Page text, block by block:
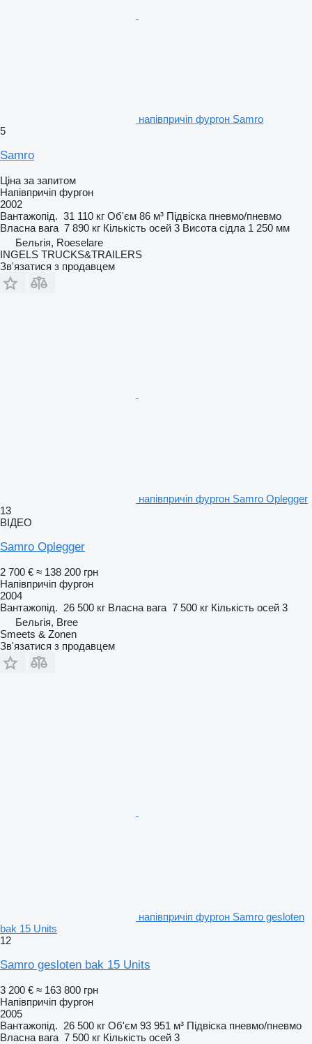
напівпричіп фургон Samro
5
Samro
Ціна за запитом
Напівпричіп фургон
2002
Вантажопід. 31 110 кг Об'єм 86 м³ Підвіска пневмо/пневмо
Власна вага 7 890 кг Кількість осей 3 Висота сідла 1 250 мм
Бельгія, Roeselare
INGELS TRUCKS&TRAILERS
Зв'язатися з продавцем
напівпричіп фургон Samro Oplegger
13
ВІДЕО
Samro Oplegger
2 700 € ≈ 138 200 грн
Напівпричіп фургон
2004
Вантажопід. 26 500 кг Власна вага 7 500 кг Кількість осей 3
Бельгія, Bree
Smeets & Zonen
Зв'язатися з продавцем
напівпричіп фургон Samro gesloten
bak 15 Units
12
Samro gesloten bak 15 Units
3 200 € ≈ 163 800 грн
Напівпричіп фургон
2005
Вантажопід. 26 500 кг Об'єм 93 951 м³ Підвіска пневмо/пневмо
Власна вага 7 500 кг Кількість осей 3